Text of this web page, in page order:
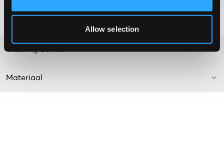
Allow selection
Washing advice
Materiaal